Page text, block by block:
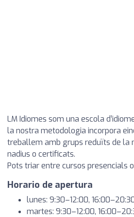
LM Idiomes som una escola
la nostra metodologia incorpora
treballem amb grups reduïts de la
nadius o certificats.
Pots triar entre cursos presencials
Horario de apertura
lunes: 9:30–12:00,
martes: 9:30–12:00,